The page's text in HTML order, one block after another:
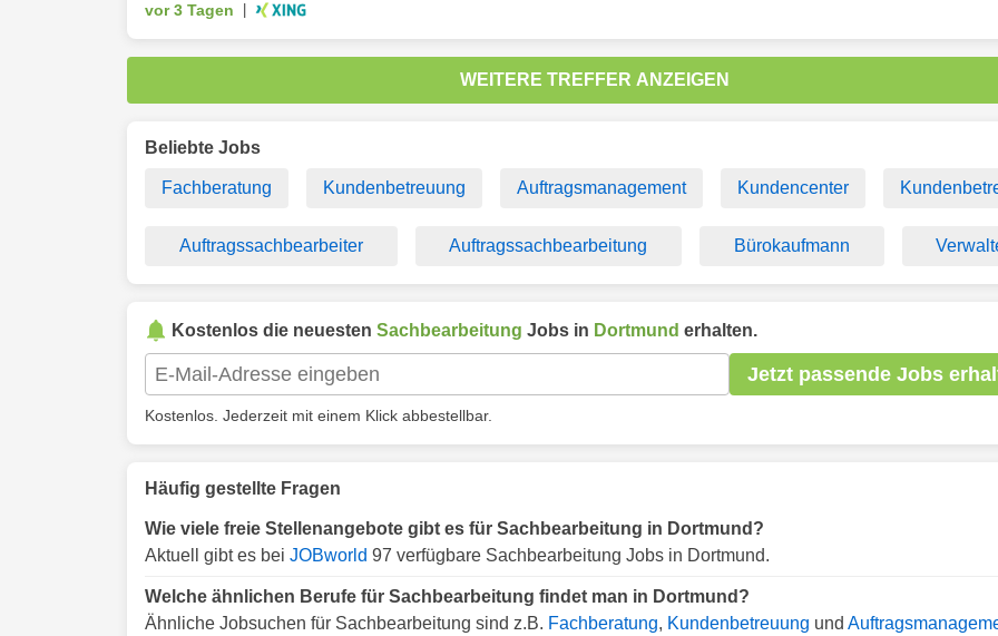
vor 3 Tagen
WEITERE TREFFER ANZEIGEN
Beliebte Jobs
Fachberatung Kundenbetreuung Auftragsmanagement Kundencenter
Auftragssachbearbeiter Auftragssachbearbeitung Bürokaufmann
Kostenlos die neuesten Sachbearbeitung Jobs in Dortmund erhalten.
Jetzt passende Jobs
Kostenlos. Jederzeit mit einem Klick abbestellbar.
Häufig gestellte Fragen
Wie viele freie Stellenangebote gibt es für Sachbearbeitung in Dortmund?
Aktuell gibt es bei JOBworld 97 verfügbare Sachbearbeitung Jobs in Dortmund.
Welche ähnlichen Berufe für Sachbearbeitung findet man in Dortmund?
Ähnliche Jobsuchen für Sachbearbeitung sind z.B. Fachberatung, Kundenbetreuung und